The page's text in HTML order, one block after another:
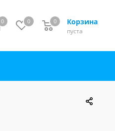
0 0 Корзина
0
пуста
0